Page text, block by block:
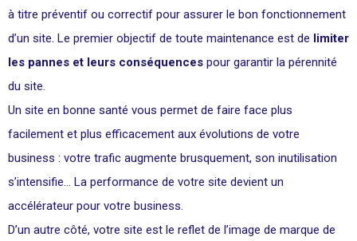
à titre préventif ou correctif pour assurer le bon fonctionnement
d’un site. Le premier objectif de toute maintenance est de limiter
les pannes et leurs conséquences pour garantir la pérennité
du site.
Un site en bonne santé vous permet de faire face plus
facilement et plus efficacement aux évolutions de votre
business : votre trafic augmente brusquement, son inutilisation
s’intensifie… La performance de votre site devient un
accélérateur pour votre business.
D’un autre côté, votre site est le reflet de l’image de marque de